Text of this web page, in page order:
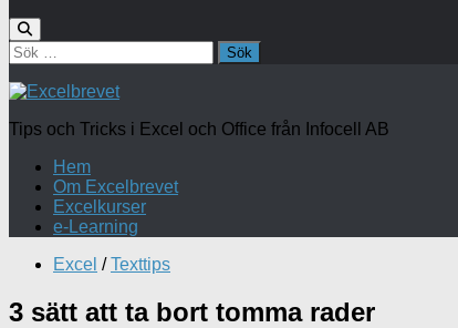
Sök
efter:
Tips och Tricks i Excel och Office från Infocell AB
Hem
Om Excelbrevet
Excelkurser
e-Learning
Excel / Texttips
3 sätt att ta bort tomma rader